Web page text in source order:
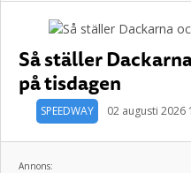
Så ställer
på tisdagen
SPEEDWAY 02 augusti 2026
Annons: